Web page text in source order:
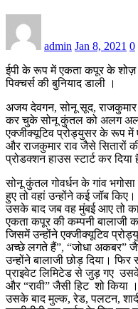
admin Jan 8, 2021 0
ईपी के रूप में एकता कपूर के शोज़
पिक्चर्स की बुनियाद डाली ।
अजय देवगन, सोनू सूद, राजकुमार
कर चुके सोनू कुंतल को अलग अलग
एक्जीक्यूटिव प्रोड्युसर के रूप
और राजकुमार राव जैसे
प्रोडक्शन हाउस स्टार्ट कर
सोनू कुंतल गोवर्धन के गांव
हुए तो वहां उन्होंने कई जॉब
उसके बाद जब वह मुंबई आए तो
एकता कपूर की कम्पनी बालाजी
जिसमें उन्होंने एक्जीक्यूटिव
अच्छे लगते हैं”, “जोधा अकबर”
उन्होंने बालाजी छोड़ दिया।
प्राइवेट लिमिटेड से जुड़ गए उसके
और “रावी” जैसी हिट शो किया ।
उसके बाद मुल्क, रेड, पलटन,